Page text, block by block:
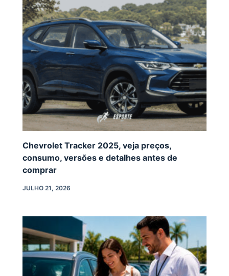
Chevrolet Tracker 2025, veja preços,
consumo, versões e detalhes antes de
comprar
JULHO 21, 2026